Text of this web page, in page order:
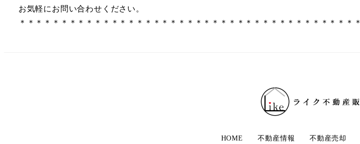
お気軽にお問い合わせください。
＊＊＊＊＊＊＊＊＊＊＊＊＊＊＊＊＊＊＊＊＊＊＊＊＊＊＊＊＊＊＊＊＊＊＊＊＊＊＊＊＊
HOME 不動産情報 不動産売却